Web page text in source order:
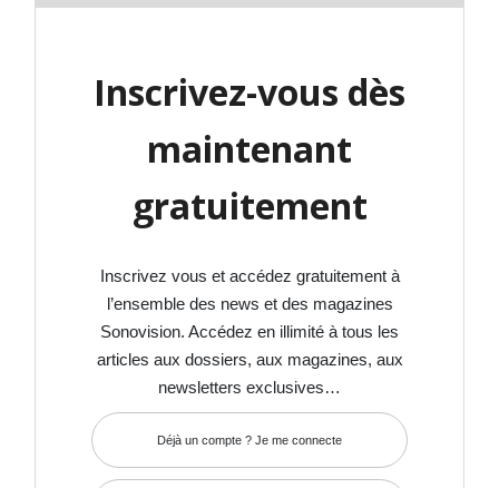
Inscrivez-vous dès
maintenant
gratuitement
Inscrivez vous et accédez gratuitement à
l’ensemble des news et des magazines
Sonovision. Accédez en illimité à tous les
articles aux dossiers, aux magazines, aux
newsletters exclusives…
Déjà un compte ? Je me connecte